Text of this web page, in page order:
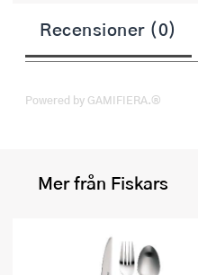
Recensioner (0)
Powered by GAMIFIERA.®
Mer från Fiskars